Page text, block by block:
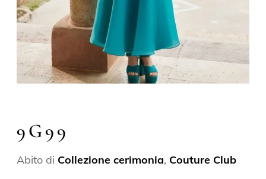
9G99
Abito di Collezione cerimonia, Couture Club